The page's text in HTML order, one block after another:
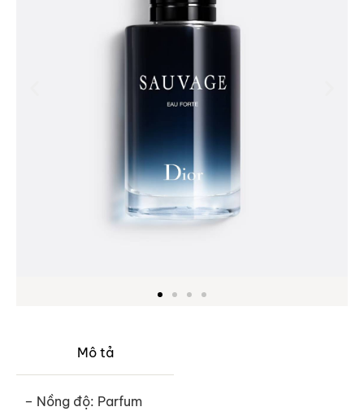
Mô tả
– Nồng độ: Parfum